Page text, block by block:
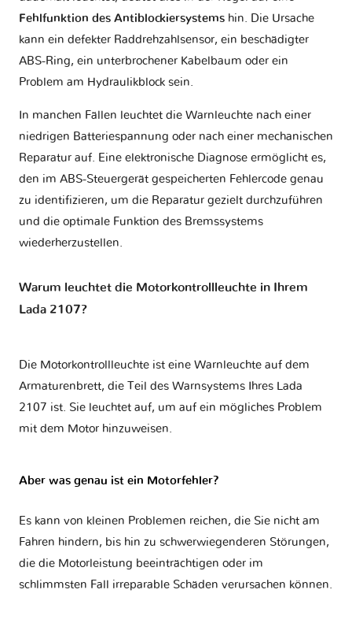
Fehlfunktion des Antiblockiersystems hin. Die Ursache
kann ein defekter Raddrehzahlsensor, ein beschädigter
ABS-Ring, ein unterbrochener Kabelbaum oder ein
Problem am Hydraulikblock sein.
In manchen Fällen leuchtet die Warnleuchte nach einer
niedrigen Batteriespannung oder nach einer mechanischen
Reparatur auf. Eine elektronische Diagnose ermöglicht es,
den im ABS-Steuergerät gespeicherten Fehlercode genau
zu identifizieren, um die Reparatur gezielt durchzuführen
und die optimale Funktion des Bremssystems
wiederherzustellen.
Warum leuchtet die Motorkontrollleuchte in Ihrem
Lada 2107?
Die Motorkontrollleuchte ist eine Warnleuchte auf dem
Armaturenbrett, die Teil des Warnsystems Ihres Lada
2107 ist. Sie leuchtet auf, um auf ein mögliches Problem
mit dem Motor hinzuweisen.
Aber was genau ist ein Motorfehler?
Es kann von kleinen Problemen reichen, die Sie nicht am
Fahren hindern, bis hin zu schwerwiegenderen Störungen,
die die Motorleistung beeinträchtigen oder im
schlimmsten Fall irreparable Schäden verursachen können.